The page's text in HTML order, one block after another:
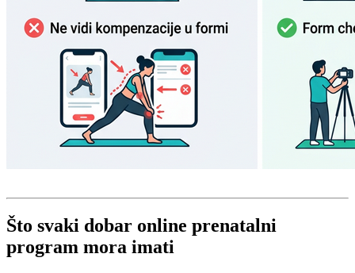
Što svaki dobar online prenatalni
program mora imati